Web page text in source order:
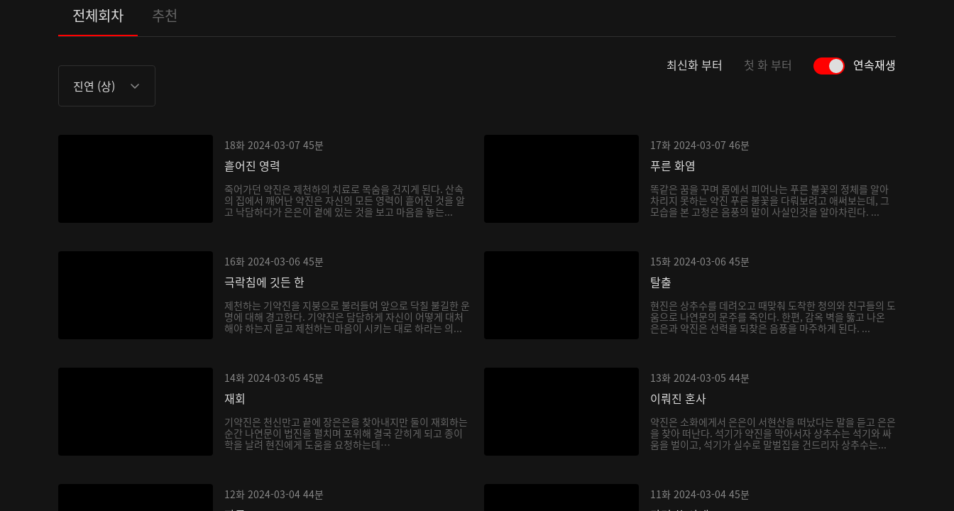
전체회차 추천
진연 (상)
최신화 부터 첫 화 부터 연속재생
18화 2024-03-07 45분
흩어진 영력
죽어가던 약진은 제천하의 치료로 목숨을 건지게 된다. 산속
의 집에서 깨어난 약진은 자신의 모든 영력이 흩어진 것을 알
고 낙담하다가 은은이 곁에 있는 것을 보고 마음을 놓는...
17화 2024-03-07 46분
푸른 화염
똑같은 꿈을 꾸며 몸에서 피어나는 푸른 불꽃의 정체를 알아
차리지 못하는 약진 푸른 불꽃을 다뤄보려고 애써보는데, 그
모습을 본 고청은 음풍의 말이 사실인것을 알아차린다. ...
16화 2024-03-06 45분
극락침에 깃든 한
제천하는 기약진을 지붕으로 불러들여 앞으로 닥칠 불길한 운
명에 대해 경고한다. 기약진은 담담하게 자신이 어떻게 대처
해야 하는지 묻고 제천하는 마음이 시키는 대로 하라는 의...
15화 2024-03-06 45분
탈출
현진은 상추수를 데려오고 때맞춰 도착한 청의와 친구들의 도
움으로 나연문의 문주를 죽인다. 한편, 감옥 벽을 뚫고 나온
은은과 약진은 선력을 되찾은 음풍을 마주하게 된다. ...
14화 2024-03-05 45분
재회
기약진은 천신만고 끝에 장은은을 찾아내지만 둘이 재회하는
순간 나연문이 법진을 펼치며 포위해 결국 갇히게 되고 종이
학을 날려 현진에게 도움을 요청하는데…
13화 2024-03-05 44분
이뤄진 혼사
약진은 소화에게서 은은이 서현산을 떠났다는 말을 듣고 은은
을 찾아 떠난다. 석기가 약진을 막아서자 상추수는 석기와 싸
움을 벌이고, 석기가 실수로 말벌집을 건드리자 상추수는...
12화 2024-03-04 44분 11화 2024-03-04 45분